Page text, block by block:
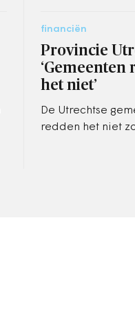
financiën
Provincie
‘Gemeenten
het niet’
De Utrechtse
redden het niet